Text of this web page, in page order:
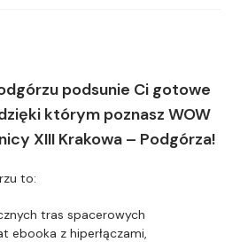
podsunie Ci gotowe
którym poznasz WOW
XIII Krakowa – Podgórza!
to:
tras spacerowych
ebooka z hiperłączami,